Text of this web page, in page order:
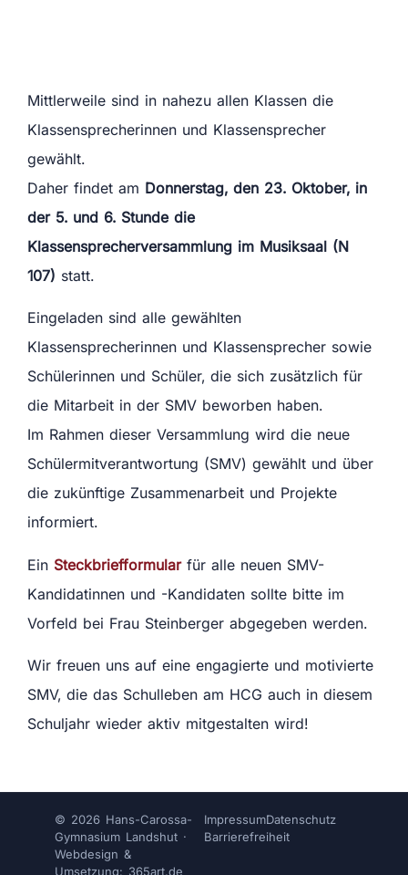
Mittlerweile sind in nahezu allen Klassen die
Klassensprecherinnen und Klassensprecher
gewählt.
Daher findet am Donnerstag, den 23. Oktober, in
der 5. und 6. Stunde die
Klassensprecherversammlung im Musiksaal (N
107) statt.
Eingeladen sind alle gewählten
Klassensprecherinnen und Klassensprecher sowie
Schülerinnen und Schüler, die sich zusätzlich für
die Mitarbeit in der SMV beworben haben.
Im Rahmen dieser Versammlung wird die neue
Schülermitverantwortung (SMV) gewählt und über
die zukünftige Zusammenarbeit und Projekte
informiert.
Ein Steckbriefformular für alle neuen SMV-
Kandidatinnen und -Kandidaten sollte bitte im
Vorfeld bei Frau Steinberger abgegeben werden.
Wir freuen uns auf eine engagierte und motivierte
SMV, die das Schulleben am HCG auch in diesem
Schuljahr wieder aktiv mitgestalten wird!
© 2026 Hans-Carossa-
Gymnasium Landshut ·
Webdesign &
Umsetzung: 365art.de
ImpressumDatenschutz
Barrierefreiheit